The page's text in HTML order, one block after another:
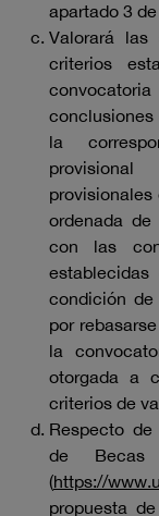
apartado 3
Valorará las
criterios
conclusiones
la
ordenada
con las
condición
por
la
otorgada a
criterios de
Respecto
de
(https://
propuesta